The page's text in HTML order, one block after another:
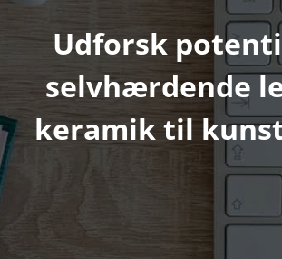
Udforsk
selvhærdende
keramik til